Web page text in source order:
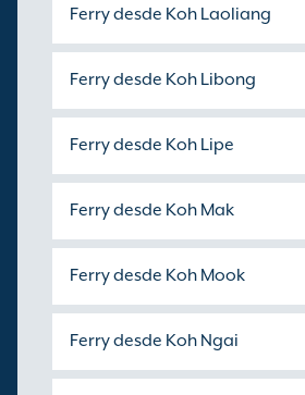
Ferry desde Koh Laoliang
Ferry desde Koh Libong
Ferry desde Koh Lipe
Ferry desde Koh Mak
Ferry desde Koh Mook
Ferry desde Koh Ngai